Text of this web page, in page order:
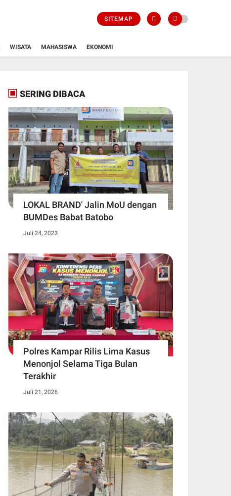
SITEMAP
WISATA MAHASISWA EKONOMI
SERING DIBACA
LOKAL BRAND' Jalin MoU dengan
BUMDes Babat Batobo
Juli 24, 2023
Polres Kampar Rilis Lima Kasus
Menonjol Selama Tiga Bulan
Terakhir
Juli 21, 2026